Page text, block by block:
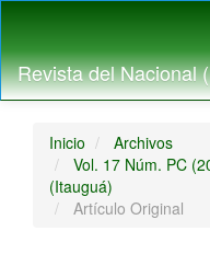
Contenido
principal
Barra
Revista del Nacional
Inicio
Archivos
Vol. 17 Núm. PC
(Itauguá)
Artículo Original